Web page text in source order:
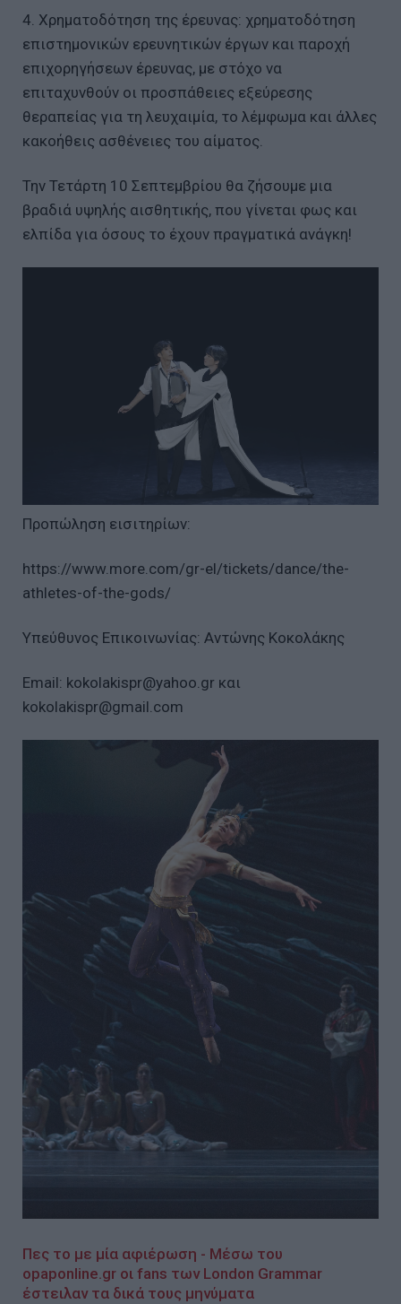
4. Χρηματοδότηση της έρευνας: χρηματοδότηση
επιστημονικών ερευνητικών έργων και παροχή
επιχορηγήσεων έρευνας, με στόχο να
επιταχυνθούν οι προσπάθειες εξεύρεσης
θεραπείας για τη λευχαιμία, το λέμφωμα και άλλες
κακοήθεις ασθένειες του αίματος.
Την Τετάρτη 10 Σεπτεμβρίου θα ζήσουμε μια
βραδιά υψηλής αισθητικής, που γίνεται φως και
ελπίδα για όσους το έχουν πραγματικά ανάγκη!
Προπώληση εισιτηρίων:
https://www.more.com/gr-el/tickets/dance/the-
athletes-of-the-gods/
Υπεύθυνος Επικοινωνίας: Αντώνης Κοκολάκης
Εmail: kokolakispr@yahoo.gr και
kokolakispr@gmail.com
Πες το με μία αφιέρωση - Μέσω του
opaponline.gr οι fans των London Grammar
έστειλαν τα δικά τους μηνύματα